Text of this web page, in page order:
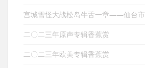
宫城雪怪大战松岛牛舌一章——仙台市
二〇二三年原声专辑香蕉赏
二〇二三年欧美专辑香蕉赏